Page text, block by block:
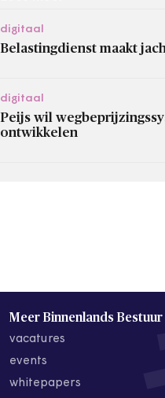
digitaal
Belastingdienst maakt
digitaal
Peijs wil
ontwikkelen
Meer Binnenlands Bestuur
vacatures
events
whitepapers